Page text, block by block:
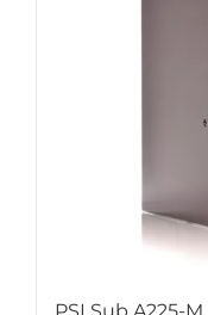
PSI Sub A225-M